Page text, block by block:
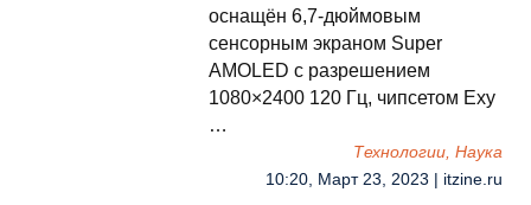
оснащён 6,7-дюймовым
сенсорным экраном Super
AMOLED с разрешением
1080×2400 120 Гц, чипсетом Exy
…
Технологии, Наука
10:20, Март 23, 2023 | itzine.ru